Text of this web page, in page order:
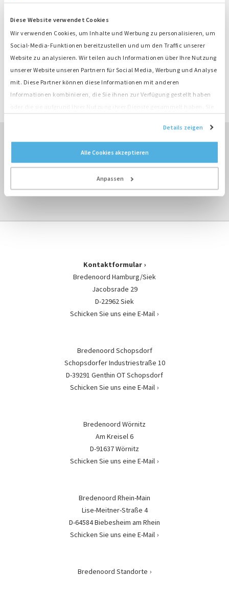
Diese Website verwendet Cookies
Wir verwenden Cookies, um Inhalte und Werbung zu personalisieren, um
Social-Media-Funktionen bereitzustellen und um den Traffic unserer
Website zu analysieren. Wir teilen auch Informationen über Ihre Nutzung
unserer Website unseren Partnern für Social Media, Werbung und Analyse
mit. Diese Partner können diese Informationen mit anderen
Informationen kombinieren, die Sie ihnen zur Verfügung gestellt haben
Details zeigen
Alle Cookies akzeptieren
Anpassen
Transformatoren
Start-stopp Automaten
KONTAKT
ANGEBOT ANFRAGEN
ÜBERBLICK MIETEN ›
ÜBERBLICK VERTEILER ›
Kontaktformular
Bredenoord Hamburg/Siek
Jacobsrade 29
D-22962 Siek
Schicken Sie uns eine E-Mail
Bredenoord Schopsdorf
Schopsdorfer Industriestraße 10
D-39291 Genthin OT Schopsdorf
Schicken Sie uns eine E-Mail
Bredenoord Wörnitz
Am Kreisel 6
D-91637 Wörnitz
Schicken Sie uns eine E-Mail
Bredenoord Rhein-Main
Lise-Meitner-Straße 4
D-64584 Biebesheim am Rhein
Schicken Sie uns eine E-Mail
Bredenoord Standorte